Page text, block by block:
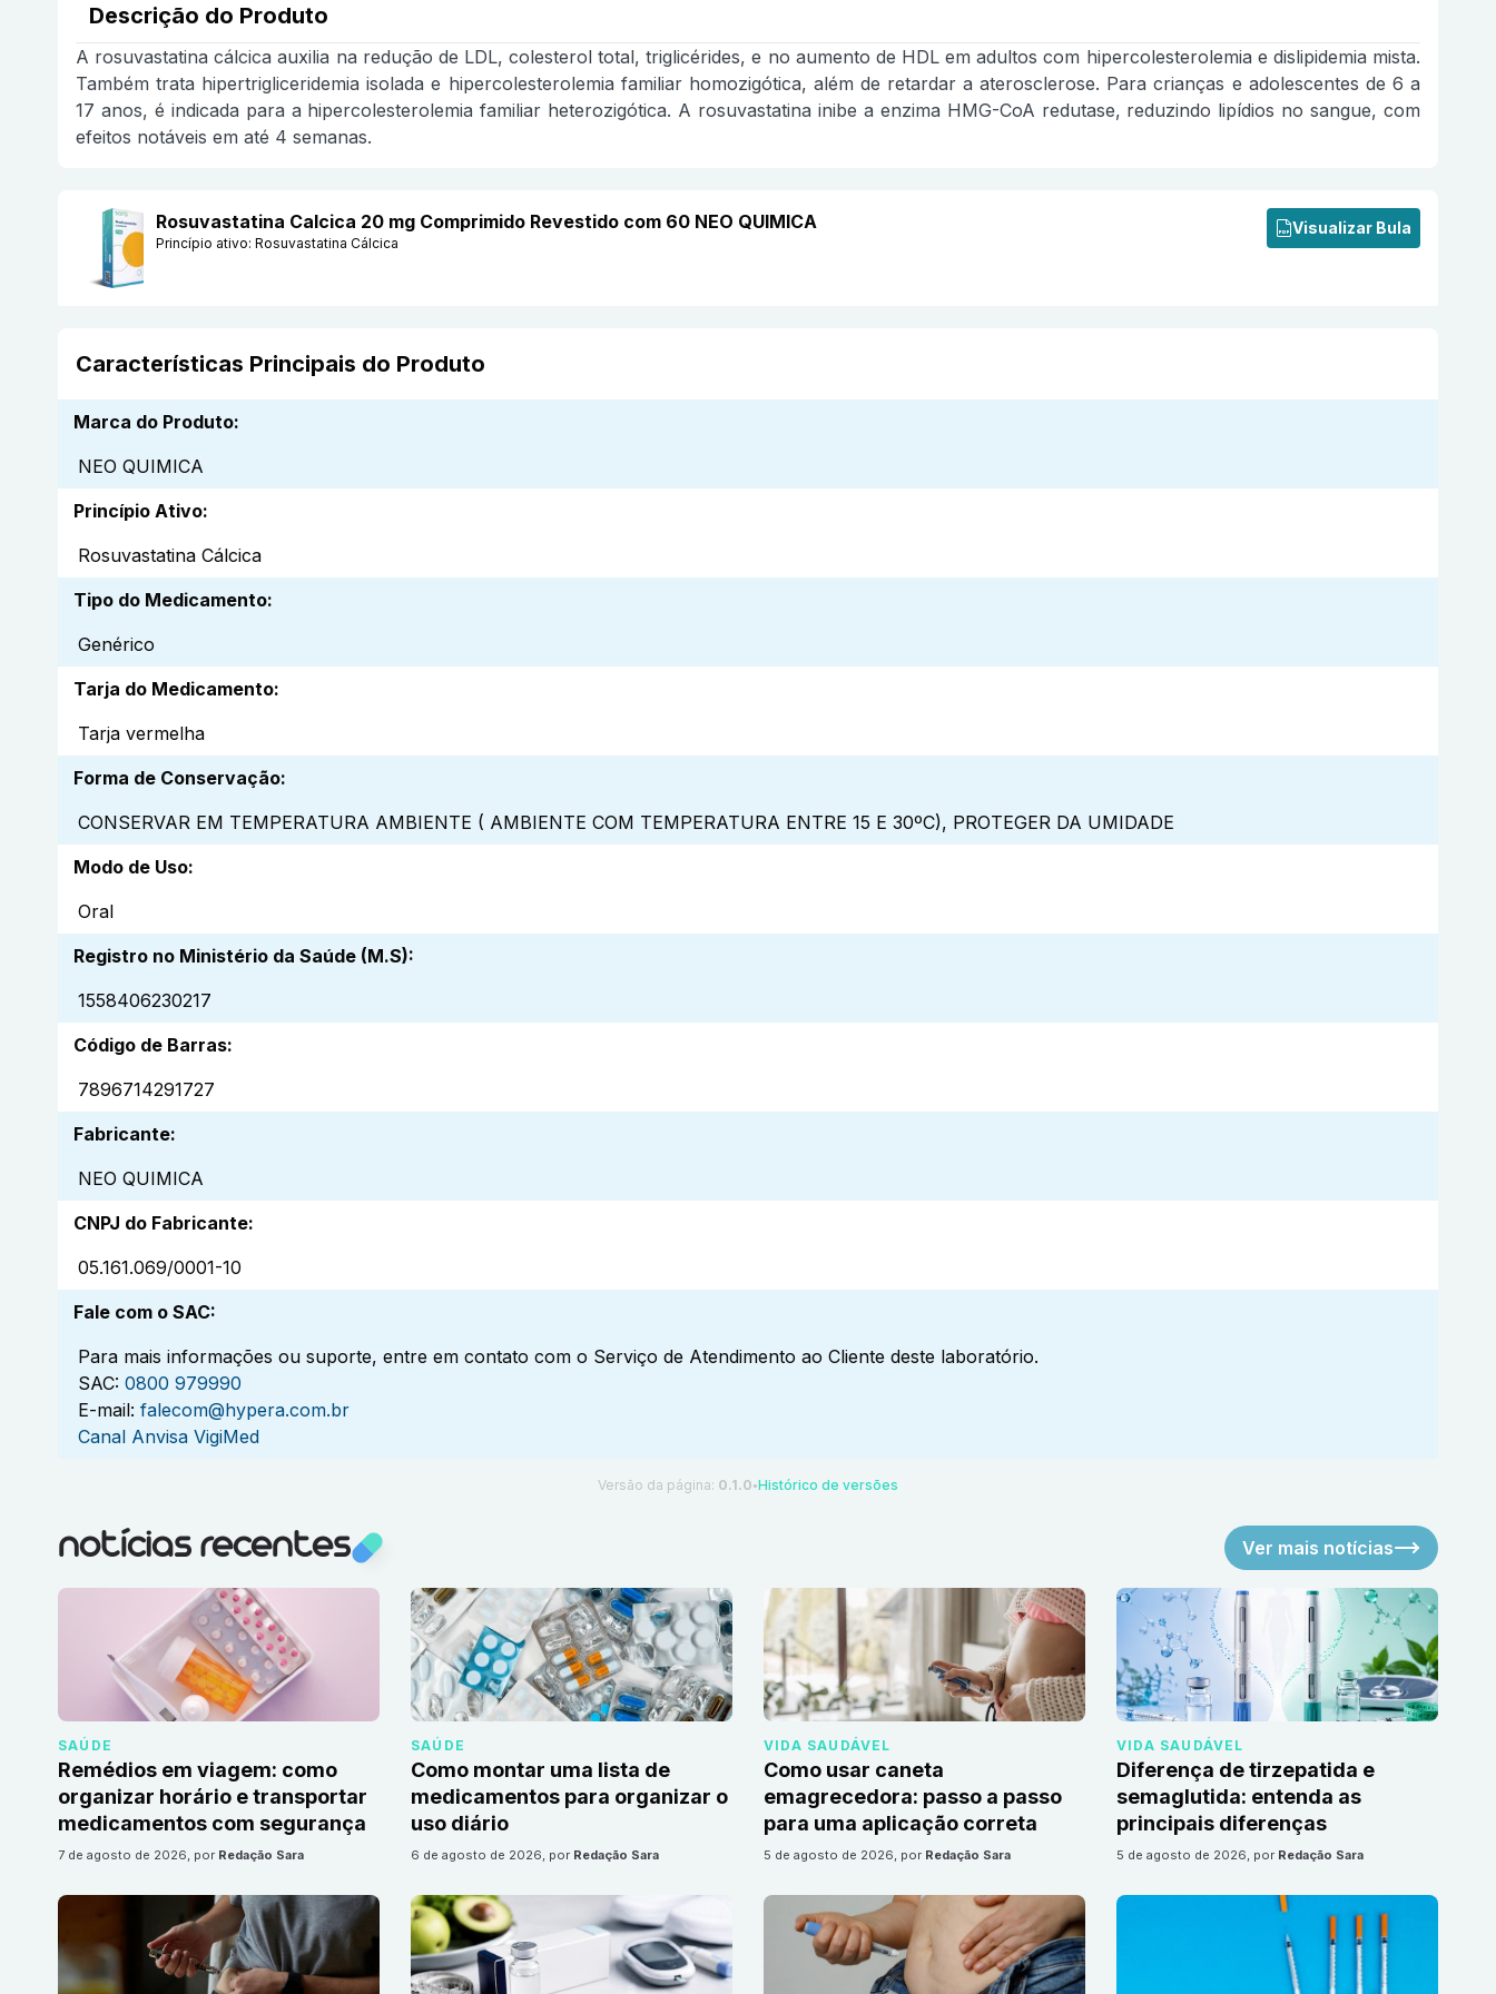
Descrição do Produto
A rosuvastatina cálcica auxilia na redução de LDL, colesterol total, triglicérides, e no aumento de HDL em adultos com hipercolesterolemia e dislipidemia mista.
Também trata hipertrigliceridemia isolada e hipercolesterolemia familiar homozigótica, além de retardar a aterosclerose. Para crianças e adolescentes de 6 a
17 anos, é indicada para a hipercolesterolemia familiar heterozigótica. A rosuvastatina inibe a enzima HMG-CoA redutase, reduzindo lipídios no sangue, com
efeitos notáveis em até 4 semanas.
Rosuvastatina Calcica 20 mg Comprimido Revestido com 60 NEO QUIMICA
Princípio ativo: Rosuvastatina Cálcica
Visualizar Bula
Características Principais do Produto
Marca do Produto:
NEO QUIMICA
Princípio Ativo:
Rosuvastatina Cálcica
Tipo do Medicamento:
Genérico
Tarja do Medicamento:
Tarja vermelha
Forma de Conservação:
CONSERVAR EM TEMPERATURA AMBIENTE ( AMBIENTE COM TEMPERATURA ENTRE 15 E 30ºC), PROTEGER DA UMIDADE
Modo de Uso:
Oral
Registro no Ministério da Saúde (M.S):
1558406230217
Código de Barras:
7896714291727
Fabricante:
NEO QUIMICA
CNPJ do Fabricante:
05.161.069/0001-10
Fale com o SAC:
Para mais informações ou suporte, entre em contato com o Serviço de Atendimento ao Cliente deste laboratório.
SAC: 0800 979990
E-mail: falecom@hypera.com.br
Canal Anvisa VigiMed
Versão da página: 0.1.0 ●Histórico de versões
notícias recentes Ver mais notícias
SAÚDE
Remédios em viagem: como
organizar horário e transportar
medicamentos com segurança
7 de agosto de 2026, por Redação Sara
SAÚDE
Como montar uma lista de
medicamentos para organizar o
uso diário
6 de agosto de 2026, por Redação Sara
VIDA SAUDÁVEL
Como usar caneta
emagrecedora: passo a passo
para uma aplicação correta
5 de agosto de 2026, por Redação Sara
VIDA SAUDÁVEL
Diferença de tirzepatida e
semaglutida: entenda as
principais diferenças
5 de agosto de 2026, por Redação Sara